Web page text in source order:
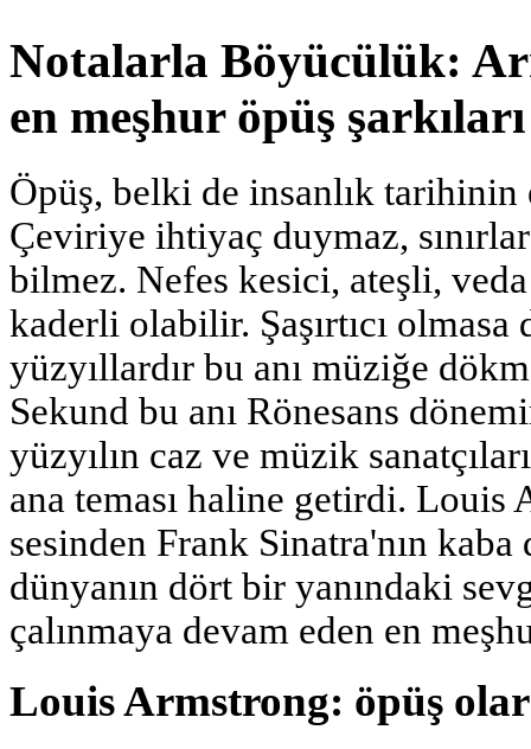
Notalarla Böyücülük:
en meşhur öpüş şarkıları
Öpüş, belki de insanlık
Çeviriye ihtiyaç duymaz,
bilmez. Nefes kesici, ateşli,
kaderli olabilir. Şaşırtıcı
yüzyıllardır bu anı müziğe
Sekund bu anı Rönesans
yüzyılın caz ve müzik
ana teması haline getirdi. Louis
sesinden Frank Sinatra'nın
dünyanın dört bir yanındaki
çalınmaya devam eden en
Louis Armstrong: öpüş